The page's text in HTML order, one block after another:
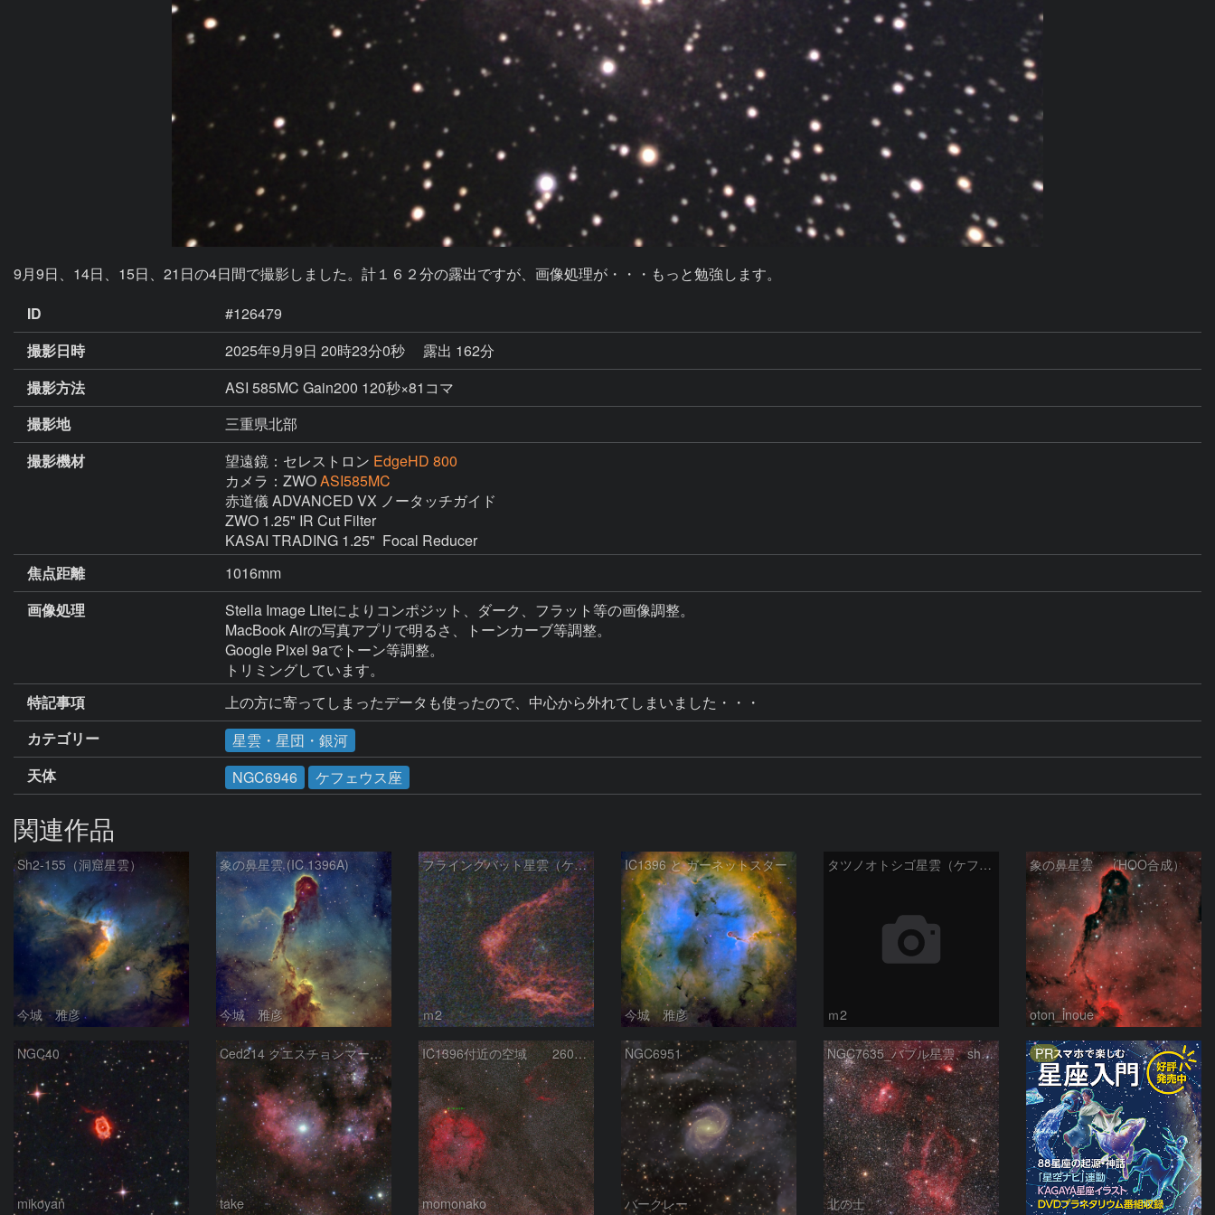
9月9日、14日、15日、21日の4日間で撮影しました。計１６２分の露出ですが、画像処理が・・・もっと勉強します。
ID
#126479
撮影日時
2025年9月9日 20時23分0秒
露出 162分
撮影方法
ASI 585MC Gain200 120秒×81コマ
撮影地
三重県北部
撮影機材
望遠鏡：セレストロン EdgeHD 800
カメラ：ZWOASI585MC
赤道儀 ADVANCED VX ノータッチガイド
ZWO 1.25" IR Cut Filter
KASAI TRADING 1.25"  Focal Reducer
焦点距離
1016mm
画像処理
Stella Image Liteによりコンポジット、ダーク、フラット等の画像調整。
MacBook Airの写真アプリで明るさ、トーンカーブ等調整。
Google Pixel 9aでトーン等調整。
トリミングしています。
特記事項
上の方に寄ってしまったデータも使ったので、中心から外れてしまいました・・・
カテゴリー
星雲・星団・銀河
天体
NGC6946 ケフェウス座
関連作品
Sh2-155（洞窟星雲）
今城 雅彦
象の鼻星雲 (IC 1396A)
今城 雅彦
フライングバット星雲（ケフェウス座）
ｍ2
IC1396 と ガーネットスター
今城 雅彦
タツノオトシゴ星雲（ケフェウス座）
ｍ2
象の鼻星雲 （HOO合成）
oton_inoue
NGC40
mikoyan
Ced214 クエスチョンマーク星雲の“心臓部”
take
IC1396付近の空域 260720
momonako
NGC6951
バークレー
NGC7635_バブル星雲、sh2-157_くわがた星雲
北の士
PR